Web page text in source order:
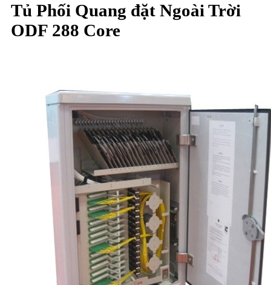
Tủ Phối Quang đặt Ngoài Trời
ODF 288 Core